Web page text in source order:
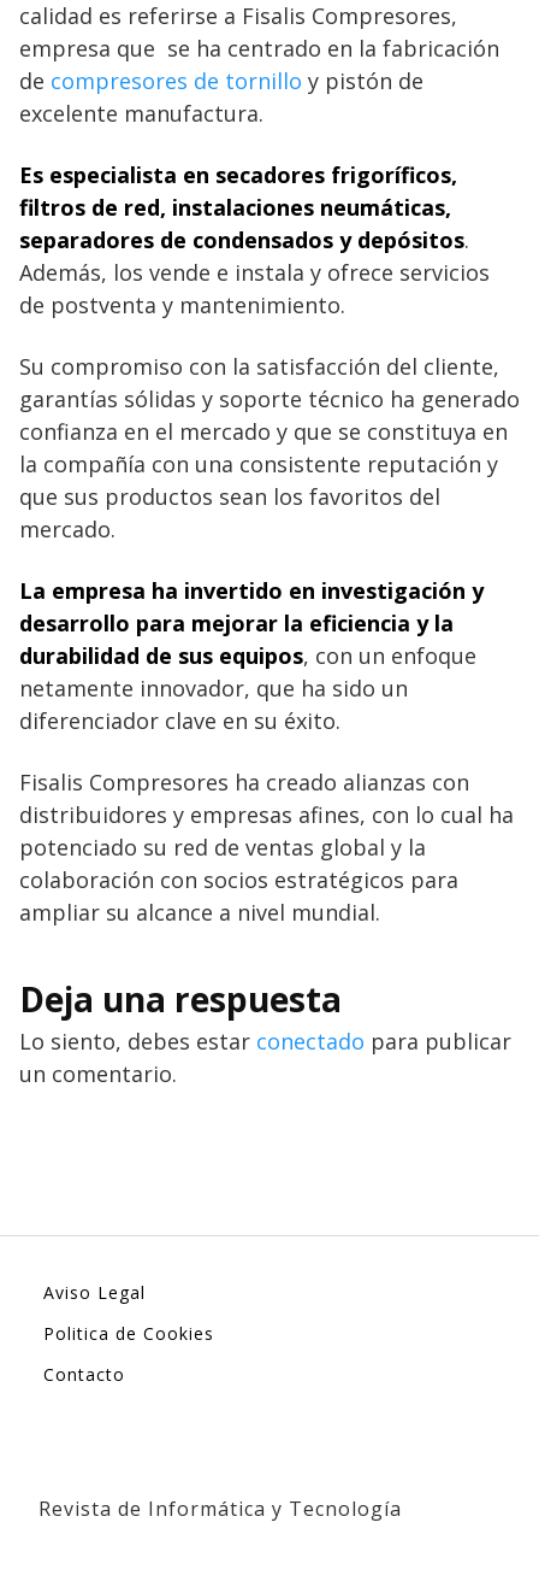
calidad es referirse a Fisalis Compresores,
empresa que se ha centrado en la fabricación
de compresores de tornillo y pistón de
excelente manufactura.
Es especialista en secadores frigoríficos,
filtros de red, instalaciones neumáticas,
separadores de condensados y depósitos.
Además, los vende e instala y ofrece servicios
de postventa y mantenimiento.
Su compromiso con la satisfacción del cliente,
garantías sólidas y soporte técnico ha generado
confianza en el mercado y que se constituya en
la compañía con una consistente reputación y
que sus productos sean los favoritos del
mercado.
La empresa ha invertido en investigación y
desarrollo para mejorar la eficiencia y la
durabilidad de sus equipos, con un enfoque
netamente innovador, que ha sido un
diferenciador clave en su éxito.
Fisalis Compresores ha creado alianzas con
distribuidores y empresas afines, con lo cual ha
potenciado su red de ventas global y la
colaboración con socios estratégicos para
ampliar su alcance a nivel mundial.
Deja una respuesta
Lo siento, debes estar conectado para publicar
un comentario.
Aviso Legal
Politica de Cookies
Contacto
Revista de Informática y Tecnología